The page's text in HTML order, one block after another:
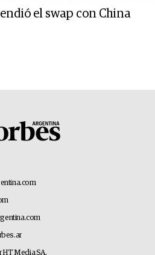
el swap con China
HT Media SA.